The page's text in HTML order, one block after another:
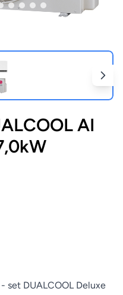
AI
set DUALCOOL Deluxe